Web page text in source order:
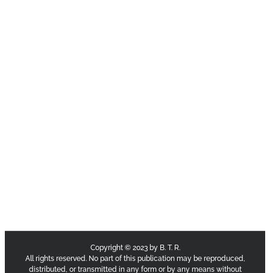
Copyright © 2023 by B. T. R.
All rights reserved. No part of this publication may be reproduced,
distributed, or transmitted in any form or by any means without